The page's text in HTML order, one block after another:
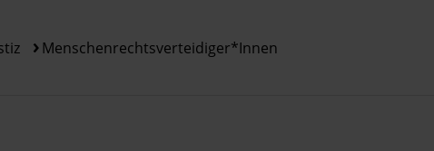
Menschenrechtsverteidiger*innen